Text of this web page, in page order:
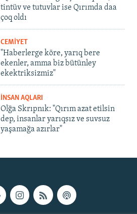
tintüv ve tutuvlar ise Qırımda daa
çoq oldı
CEMİYET
"Haberlerge köre, yarıq bere
ekenler, amma biz bütünley
ekektriksizmiz"
İNSAN AQLARI
Olğa Skrıpnık: "Qırım azat etilsin
dep, insanlar yarıqsız ve suvsuz
yaşamağa azırlar"